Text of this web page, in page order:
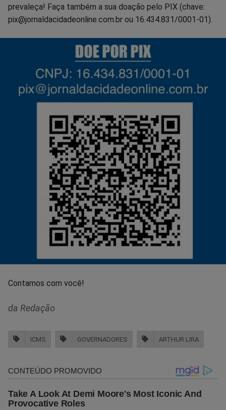
prevaleça! Faça também a sua doação pelo PIX (chave:
pix@jornaldacidadeonline.com.br ou 16.434.831/0001-01).
Contamos com você!
da Redação
ICMS GOVERNADORES ARTHUR LIRA